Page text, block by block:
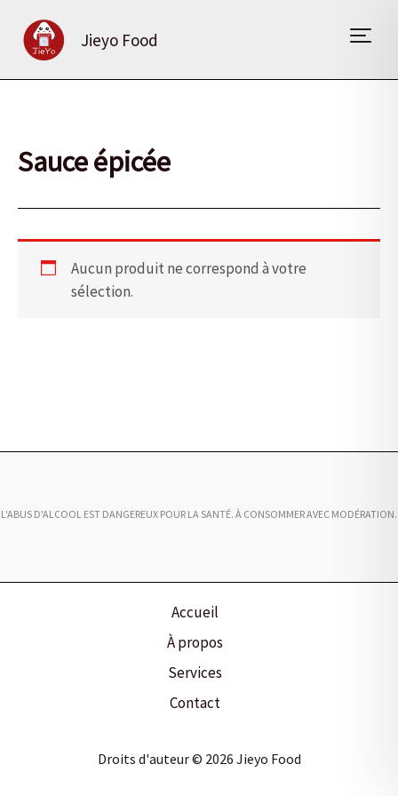
contenu
Jieyo Food
Sauce épicée
Aucun produit ne correspond à votre
sélection.
L'ABUS D'ALCOOL EST DANGEREUX POUR LA SANTÉ. À CONSOMMER AVEC MODÉRATION.
Accueil
À propos
Services
Contact
Droits d'auteur © 2026 Jieyo Food